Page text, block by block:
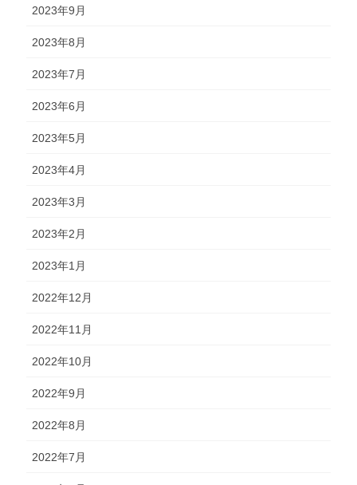
2023年9月
2023年8月
2023年7月
2023年6月
2023年5月
2023年4月
2023年3月
2023年2月
2023年1月
2022年12月
2022年11月
2022年10月
2022年9月
2022年8月
2022年7月